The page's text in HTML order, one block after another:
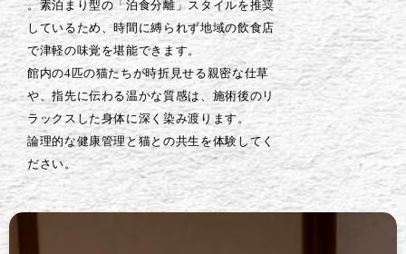
。素泊まり型の「泊食分離」スタイルを推奨
しているため、時間に縛られず地域の飲食店
で津軽の味覚を堪能できます。
館内の4匹の猫たちが時折見せる親密な仕草
や、指先に伝わる温かな質感は、施術後のリ
ラックスした身体に深く染み渡ります。
論理的な健康管理と猫との共生を体験してく
ださい。